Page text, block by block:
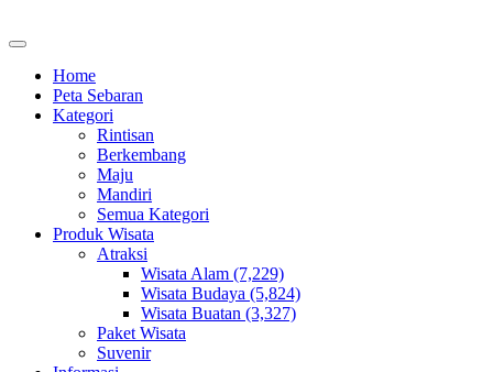
Home
Peta Sebaran
Kategori
Rintisan
Berkembang
Maju
Mandiri
Semua Kategori
Produk Wisata
Atraksi
Wisata Alam (7,229)
Wisata Budaya (5,824)
Wisata Buatan (3,327)
Paket Wisata
Suvenir